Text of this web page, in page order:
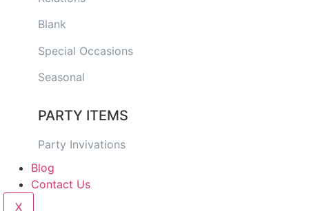
Blank
Special Occasions
Seasonal
PARTY ITEMS
Party Invivations
Blog
Contact Us
X